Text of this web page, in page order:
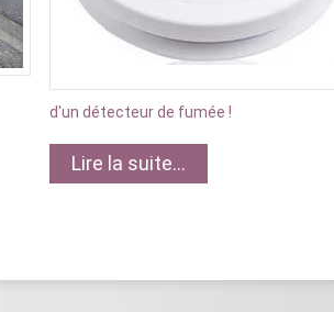
d'un détecteur de fumée !
Lire la suite...